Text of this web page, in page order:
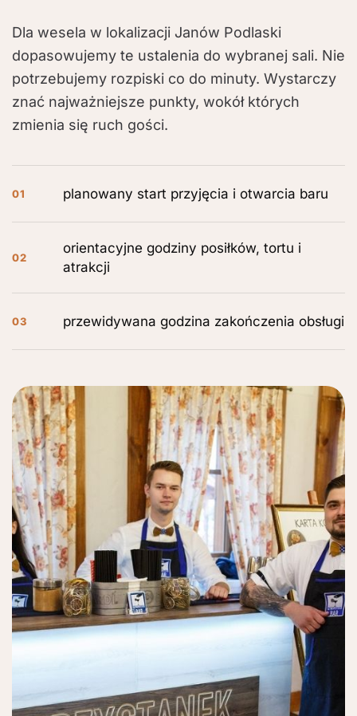
Dla wesela w lokalizacji Janów Podlaski
dopasowujemy te ustalenia do wybranej sali. Nie
potrzebujemy rozpiski co do minuty. Wystarczy
znać najważniejsze punkty, wokół których
zmienia się ruch gości.
01 planowany start przyjęcia i otwarcia baru
02
orientacyjne godziny posiłków, tortu i
atrakcji
03 przewidywana godzina zakończenia obsługi